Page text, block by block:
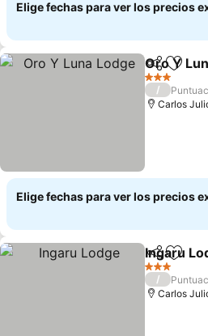
Elige fechas para ver los precios
Compartir
Oro Y
3 Estrellas
/
Carlos
Elige fechas para ver los precios
Compartir
Ingaru
3 Estrellas
/
Carlos